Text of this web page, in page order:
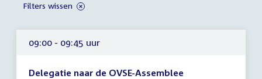
09:00 - 09:45 uur
Delegatie naar de OVSE-Assemblee
Filters wissen